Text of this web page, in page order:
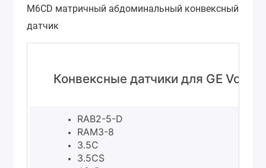
M6CD матричный абдоминальный конвексный
датчик
Конвексные датчики для GE
RAB2-5-D
RAM3-8
3.5C
3.5CS